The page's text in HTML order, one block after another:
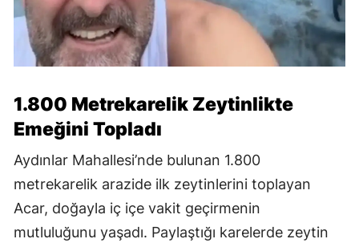
1.800 Metrekarelik Zeytinlikte
Emeğini Topladı
Aydınlar Mahallesi’nde bulunan 1.800
metrekarelik arazide ilk zeytinlerini toplayan
Acar, doğayla iç içe vakit geçirmenin
mutluluğunu yaşadı. Paylaştığı karelerde zeytin